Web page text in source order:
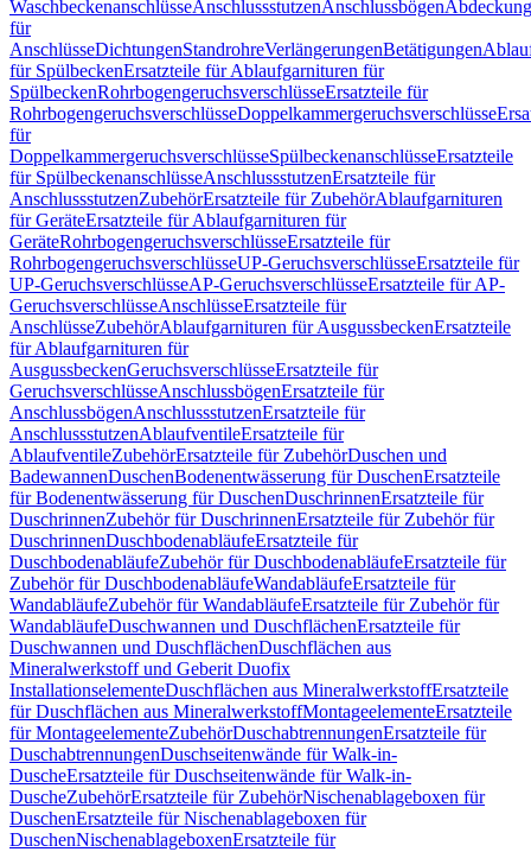
WaschbeckenanschlüsseAnschlussstutzenAnschlussbögen
für
AnschlüsseDichtungenStandrohreVerlängerungenBetätigungen
für SpülbeckenErsatzteile für Ablaufgarnituren für
SpülbeckenRohrbogengeruchsverschlüsseErsatzteile für
RohrbogengeruchsverschlüsseDoppelkammergeruchsverschlüsse
für
DoppelkammergeruchsverschlüsseSpülbeckenanschlüsseErsatzteile
für SpülbeckenanschlüsseAnschlussstutzenErsatzteile für
AnschlussstutzenZubehörErsatzteile für ZubehörAblaufgarnituren
für GeräteErsatzteile für Ablaufgarnituren für
GeräteRohrbogengeruchsverschlüsseErsatzteile für
RohrbogengeruchsverschlüsseUP-GeruchsverschlüsseErsatzteile für
UP-GeruchsverschlüsseAP-GeruchsverschlüsseErsatzteile für AP-
GeruchsverschlüsseAnschlüsseErsatzteile für
AnschlüsseZubehörAblaufgarnituren für AusgussbeckenErsatzteile
für Ablaufgarnituren für
AusgussbeckenGeruchsverschlüsseErsatzteile für
GeruchsverschlüsseAnschlussbögenErsatzteile für
AnschlussbögenAnschlussstutzenErsatzteile für
AnschlussstutzenAblaufventileErsatzteile für
AblaufventileZubehörErsatzteile für ZubehörDuschen und
BadewannenDuschenBodenentwässerung für DuschenErsatzteile
für Bodenentwässerung für DuschenDuschrinnenErsatzteile für
DuschrinnenZubehör für DuschrinnenErsatzteile für Zubehör für
DuschrinnenDuschbodenabläufeErsatzteile für
DuschbodenabläufeZubehör für DuschbodenabläufeErsatzteile für
Zubehör für DuschbodenabläufeWandabläufeErsatzteile für
WandabläufeZubehör für WandabläufeErsatzteile für Zubehör für
WandabläufeDuschwannen und DuschflächenErsatzteile für
Duschwannen und DuschflächenDuschflächen aus
Mineralwerkstoff und Geberit Duofix
InstallationselementeDuschflächen aus MineralwerkstoffErsatzteile
für Duschflächen aus MineralwerkstoffMontageelementeErsatzteile
für MontageelementeZubehörDuschabtrennungenErsatzteile für
DuschabtrennungenDuschseitenwände für Walk-in-
DuscheErsatzteile für Duschseitenwände für Walk-in-
DuscheZubehörErsatzteile für ZubehörNischenablageboxen für
DuschenErsatzteile für Nischenablageboxen für
DuschenNischenablageboxenErsatzteile für